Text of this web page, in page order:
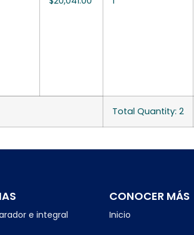
Total Quantity: 2
e integral
CONOCER MÁS
Inicio